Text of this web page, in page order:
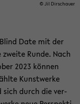
© Jil Dir­schau­er
Date mit der
Runde. Nach
2023 kön­nen
Kunst­wer­ke
sich durch die ver­